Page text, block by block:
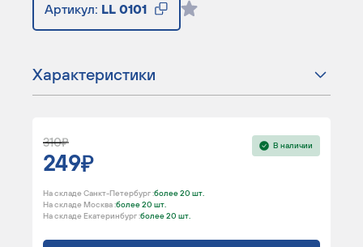
Артикул: LL 0101
Характеристики
310
249
В наличии
На складе Санкт-Петербург :более 20 шт.
На складе Москва :более 20 шт.
На складе Екатеринбург :более 20 шт.